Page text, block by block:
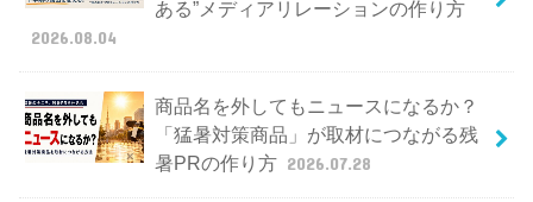
ある”メディアリレーションの作り方
2026.08.04
商品名を外してもニュースになるか？
「猛暑対策商品」が取材につながる残
暑PRの作り方 2026.07.28